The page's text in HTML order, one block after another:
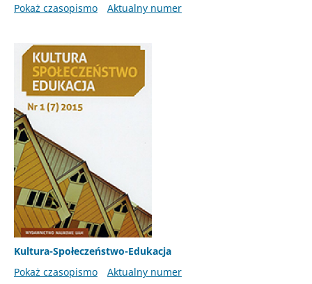
Pokaż czasopismo
Aktualny numer
Kultura-Społeczeństwo-Edukacja
Pokaż czasopismo
Aktualny numer